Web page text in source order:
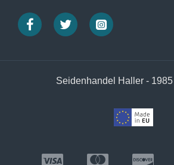
Seidenhandel Haller -